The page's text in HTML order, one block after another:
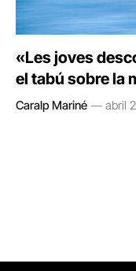
«Les joves
el tabú sobre la
Caralp Mariné abril